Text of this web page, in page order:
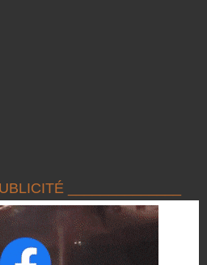
______________